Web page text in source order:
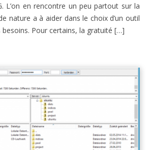
L’on en rencontre un peu partout sur la
nature a à aider dans le choix d’un outil
Pour certains, la gratuité […]